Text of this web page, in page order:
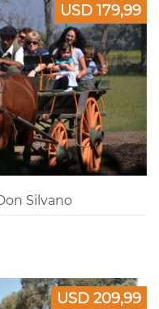
USD 179,99
Silvano
USD 209,99